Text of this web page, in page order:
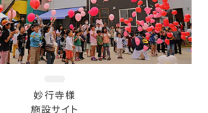
妙行寺様
施設サイト